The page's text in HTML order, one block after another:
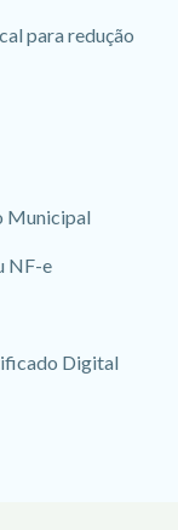
para redução
Municipal
NF-e
Digital